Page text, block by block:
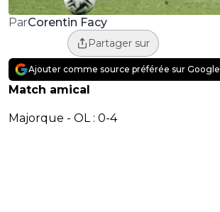
ParCorentin Facy
Partager sur
Ajouter comme source préférée sur Google
Match amical
Majorque - OL : 0-4